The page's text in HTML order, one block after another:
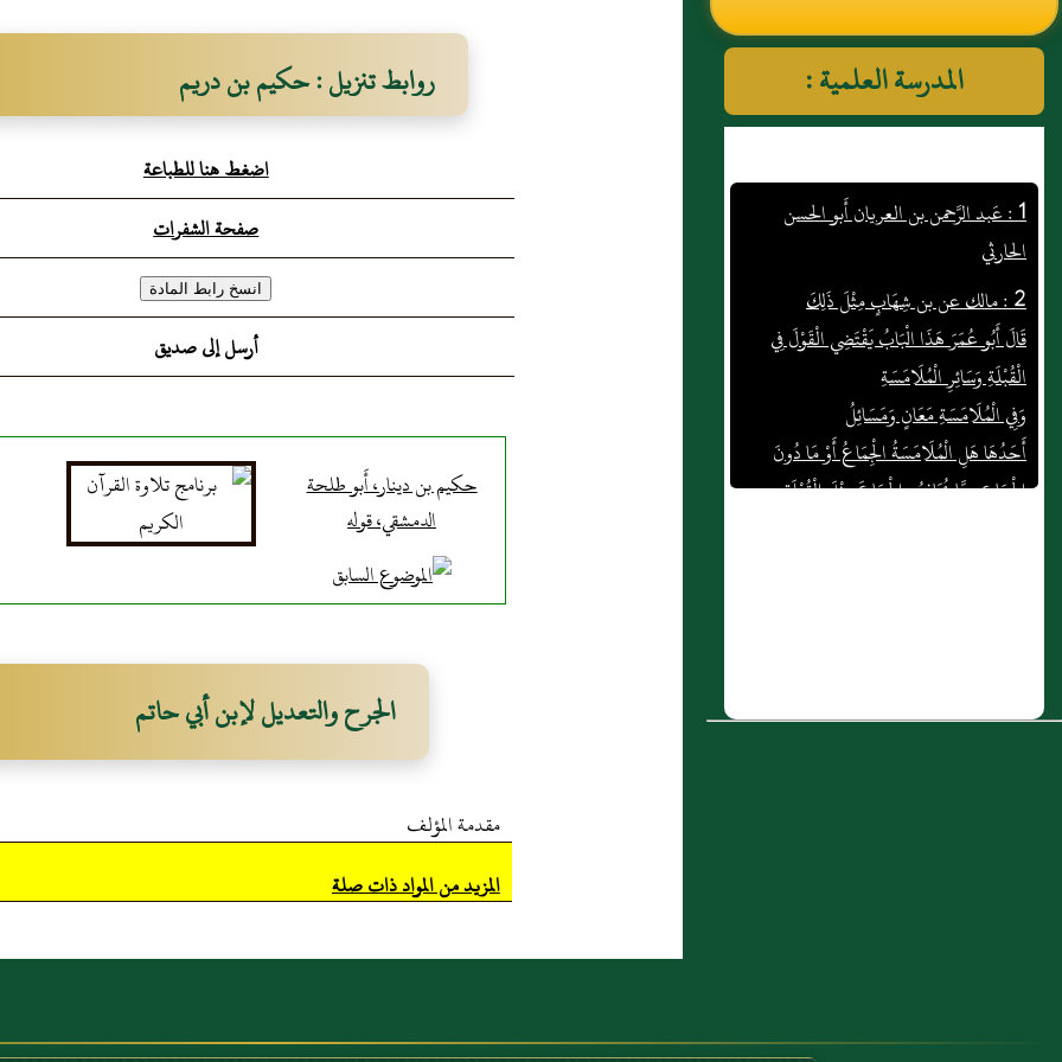
النووي رحمهم الله تعالى
المدرسة العلمية :
1 : عَبد الرَّحمن بن العريان أَبو الحسن
الحارثي
2 : مالك عن بن شِهَابٍ مِثْلَ ذَلِكَ
قَالَ أَبُو عُمَرَ هَذَا الْبَابُ يَقْتَضِي الْقَوْلَ فِي
الْقُبْلَةِ وَسَائِرِ الْمُلَامَسَةِ
وَفِي الْمُلَامَسَةِ مَعَانٍ وَمَسَائِلُ
أَحَدُهَا هَلِ الْمُلَامَسَةُ الْجِمَاعُ أَوْ مَا دُونَ
الْجِمَاعِ مِمَّا يُجَانِسُ الْجِمَاعَ مِثْلَ الْقُبْلَةِ
وَشَبَهِهَا ثُمَّ هَلْ هِيَ (...)
يُصَلِّي بِالنَّاسِ فَاسْتَأْخَرَ أَبُو بَكْرٍ فَأَشَارَ إِلَيْهِ
روابط تنزيل : حكيم بن دريم
اضغط هنا للطباعة
صفحة الشفرات
أرسل إلى صديق
حكيم بن دينار، أَبو طلحة
الدمشقي، قوله
الجرح والتعديل لإبن أبي حاتم
مقدمة المؤلف
المزيد من المواد ذات صلة